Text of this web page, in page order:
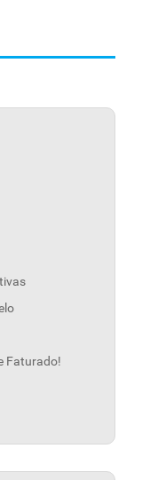
Faturado!